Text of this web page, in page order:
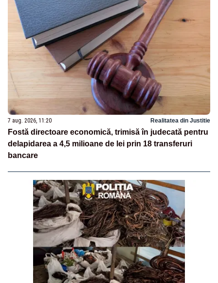
7 aug. 2026, 11:20 Realitatea din Justitie
Fostă directoare economică, trimisă în judecată pentru
delapidarea a 4,5 milioane de lei prin 18 transferuri
bancare